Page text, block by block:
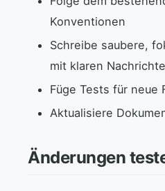
Konventionen
Schreibe saubere,
mit klaren
Füge Tests für neue
Aktualisiere
Änderungen